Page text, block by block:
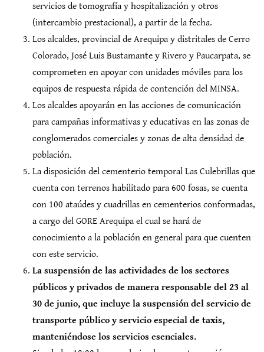
servicios de tomografía y hospitalización y otros
(intercambio prestacional), a partir de la fecha.
Los alcaldes, provincial de Arequipa y distritales de Cerro
Colorado, José Luis Bustamante y Rivero y Paucarpata, se
comprometen en apoyar con unidades móviles para los
equipos de respuesta rápida de contención del MINSA.
Los alcaldes apoyarán en las acciones de comunicación
para campañas informativas y educativas en las zonas de
conglomerados comerciales y zonas de alta densidad de
población.
La disposición del cementerio temporal Las Culebrillas que
cuenta con terrenos habilitado para 600 fosas, se cuenta
con 100 ataúdes y cuadrillas en cementerios conformadas,
a cargo del GORE Arequipa el cual se hará de
conocimiento a la población en general para que cuenten
con este servicio.
La suspensión de las actividades de los sectores
públicos y privados de manera responsable del 23 al
30 de junio, que incluye la suspensión del servicio de
transporte público y servicio especial de taxis,
manteniéndose los servicios esenciales.